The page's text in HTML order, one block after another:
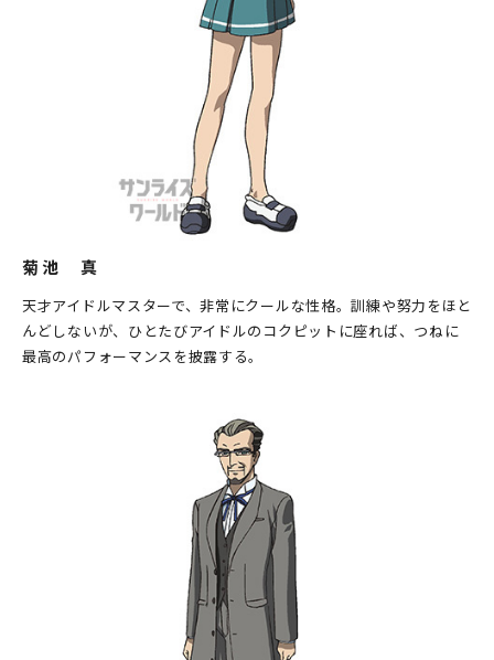
菊池 真
天才アイドルマスターで、非常にクールな性格。訓練や努力をほと
んどしないが、ひとたびアイドルのコクピットに座れば、つねに
最高のパフォーマンスを披露する。